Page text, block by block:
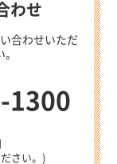
わせ
合わせいただ
1300
さい。)